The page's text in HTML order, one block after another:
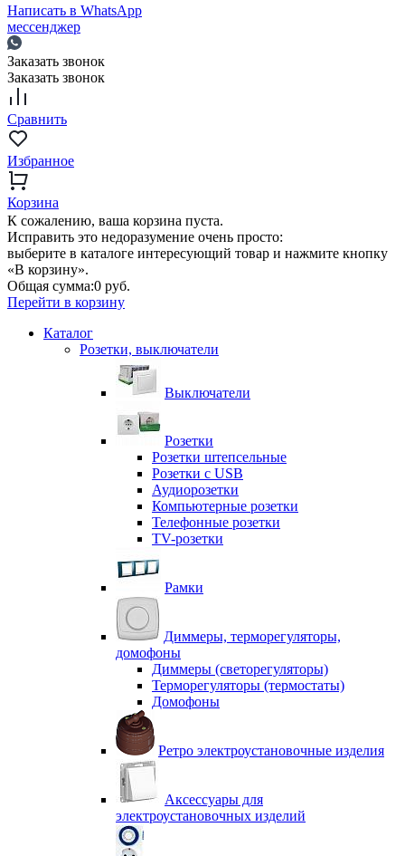
Написать в WhatsApp
мессенджер
Заказать звонок
Заказать звонок
Сравнить
Избранное
Корзина
К сожалению, ваша корзина пуста.
Исправить это недоразумение очень просто:
выберите в каталоге интересующий товар и нажмите кнопку
«В корзину».
Общая сумма:0 руб.
Перейти в корзину
Каталог
Розетки, выключатели
Выключатели
Розетки
Розетки штепсельные
Розетки с USB
Аудиорозетки
Компьютерные розетки
Телефонные розетки
TV-розетки
Рамки
Диммеры, терморегуляторы,
домофоны
Диммеры (светорегуляторы)
Терморегуляторы (термостаты)
Домофоны
Ретро электроустановочные изделия
Аксессуары для
электроустановочных изделий